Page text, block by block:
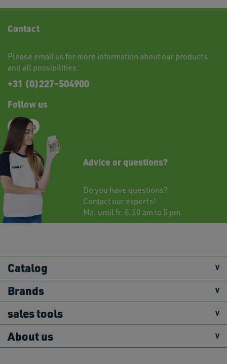
Contact
Please email us for more information about our products
and all possibilities.
+31 (0)227-504900
Follow us
Advice or questions?
Do you have questions?
Contact our experts!
Ma. until fr. 8.30 am to 5 pm
Catalog
Brands
sales tools
About us